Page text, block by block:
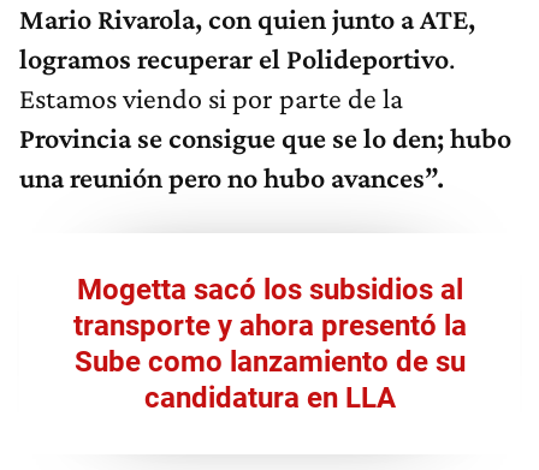
Mario Rivarola, con quien junto a ATE,
logramos recuperar el Polideportivo.
Estamos viendo si por parte de la
Provincia se consigue que se lo den; hubo
una reunión pero no hubo avances”.
Mogetta sacó los subsidios al
transporte y ahora presentó la
Sube como lanzamiento de su
candidatura en LLA